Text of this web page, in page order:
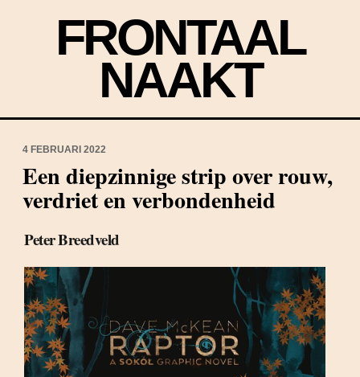
FRONTAAL
NAAKT
4 FEBRUARI 2022
Een diepzinnige strip over rouw,
verdriet en verbondenheid
Peter Breedveld